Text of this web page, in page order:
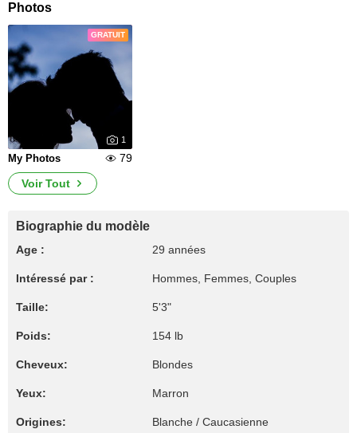
Photos
GRATUIT
1
My Photos
79
Voir Tout
Biographie du modèle
Age : 29 années
Intéressé par : Hommes, Femmes, Couples
Taille: 5'3"
Poids: 154 lb
Cheveux: Blondes
Yeux: Marron
Origines: Blanche / Caucasienne